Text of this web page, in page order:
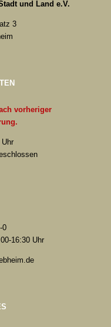
und Land e.V.
3
vorheriger
0
16:30 Uhr